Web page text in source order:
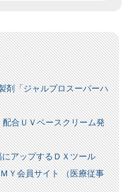
剤「ジャルプロスーパーハ
合ＵＶベースクリーム発
アップするＤＸツール
Ｙ会員サイト （医療従事